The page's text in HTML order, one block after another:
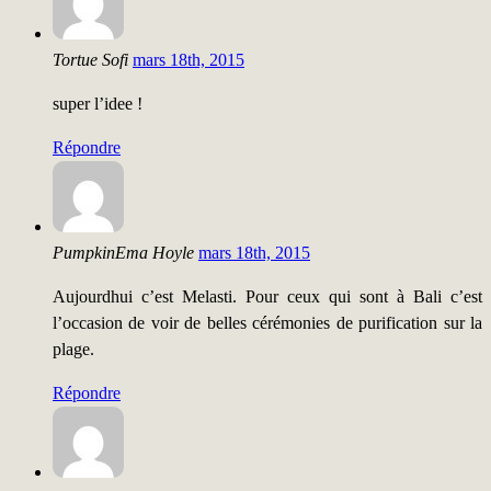
Tortue Sofi mars 18th, 2015
super l’idee !
Répondre
PumpkinEma Hoyle mars 18th, 2015
Aujourdhui c’est Melasti. Pour ceux qui sont à Bali c’est
l’occasion de voir de belles cérémonies de purification sur la
plage.
Répondre